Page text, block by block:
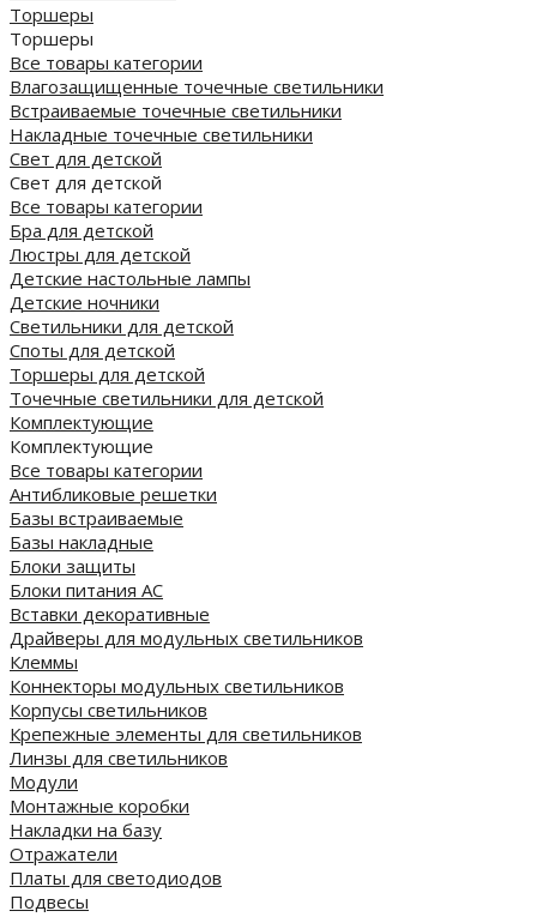
Торшеры
Торшеры
Все товары категории
Влагозащищенные точечные светильники
Встраиваемые точечные светильники
Накладные точечные светильники
Свет для детской
Свет для детской
Все товары категории
Бра для детской
Люстры для детской
Детские настольные лампы
Детские ночники
Светильники для детской
Споты для детской
Торшеры для детской
Точечные светильники для детской
Комплектующие
Комплектующие
Все товары категории
Антибликовые решетки
Базы встраиваемые
Базы накладные
Блоки защиты
Блоки питания AC
Вставки декоративные
Драйверы для модульных светильников
Клеммы
Коннекторы модульных светильников
Корпусы светильников
Крепежные элементы для светильников
Линзы для светильников
Модули
Монтажные коробки
Накладки на базу
Отражатели
Платы для светодиодов
Подвесы